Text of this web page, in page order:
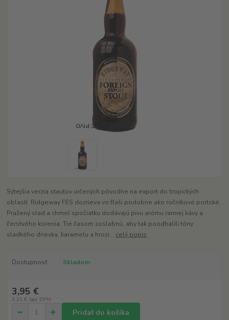
Sýtejšia verzia stautov určených pôvodne na export do tropických
oblastí. Ridgeway FES dozrieva vo fľaši podobne ako ročníkové portské.
Pražený slad a chmeľ spočiatku dodávajú pivu arómu rannej kávy a
čerstvého korenia. Tie časom zoslabnú, aby tak poodhalili tóny
sladkého drievka, karamelu a hrozi... celý popis
Dostupnosť Skladom
3,95 €
3,21 € bez DPH
Pridať do košíka